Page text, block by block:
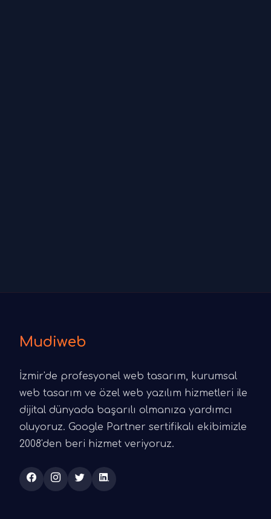
Mudiweb
İzmir'de profesyonel web tasarım, kurumsal
web tasarım ve özel web yazılım hizmetleri ile
dijital dünyada başarılı olmanıza yardımcı
oluyoruz. Google Partner sertifikalı ekibimizle
2008'den beri hizmet veriyoruz.